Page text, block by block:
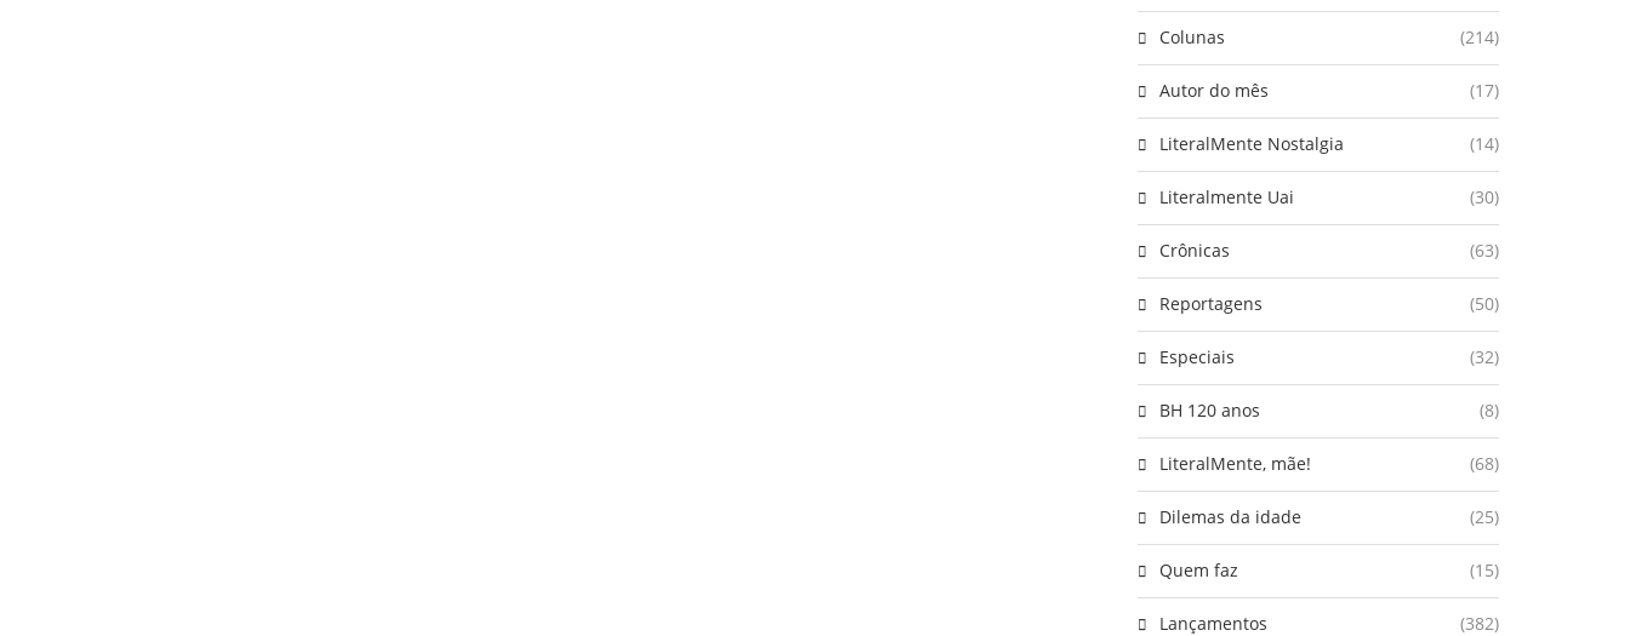
Colunas (214)
Autor do mês (17)
LiteralMente Nostalgia (14)
Literalmente Uai (30)
Crônicas (63)
Reportagens (50)
Especiais (32)
BH 120 anos (8)
LiteralMente, mãe! (68)
Dilemas da idade (25)
Quem faz (15)
Lançamentos (382)